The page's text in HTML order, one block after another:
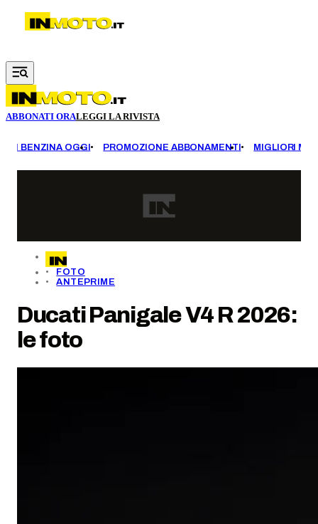
Vai al contenuto principale
ABBONATI ORALEGGI LA RIVISTA
BENZINA OGGI PROMOZIONE ABBONAMENTI MIGLIORI
FOTO
ANTEPRIME
Ducati Panigale V4 R 2026:
le foto